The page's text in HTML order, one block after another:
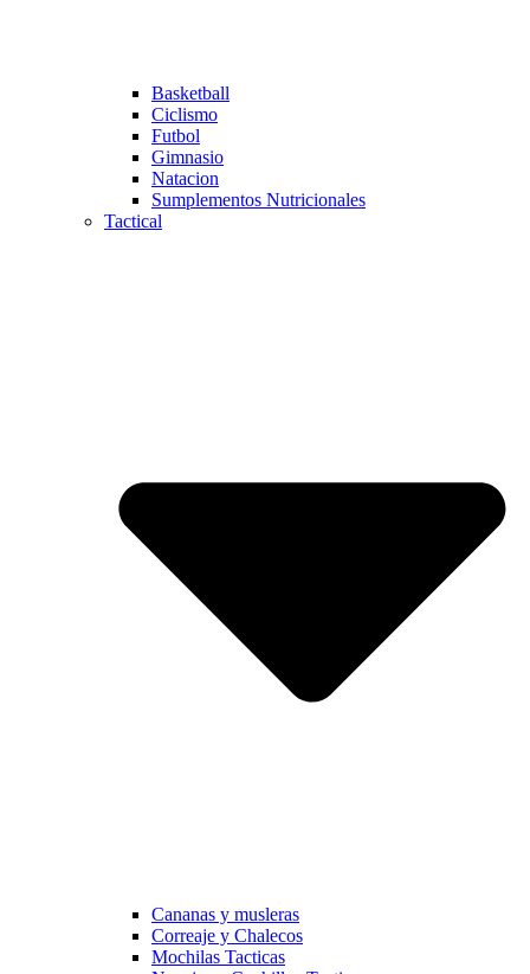
Basketball
Ciclismo
Futbol
Gimnasio
Natacion
Sumplementos Nutricionales
Tactical
Cananas y musleras
Correaje y Chalecos
Mochilas Tacticas